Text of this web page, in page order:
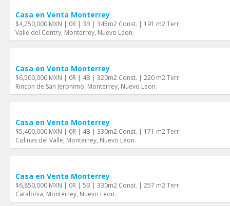
Casa en Venta Monterrey
$4,250,000 MXN | 0R | 3B | 345m2 Const. | 191 m2 Terr.
Valle del Contry, Monterrey, Nuevo Leon.
Casa en Venta Monterrey
$6,500,000 MXN | 0R | 4B | 320m2 Const. | 220 m2 Terr.
Rincon de San Jeronimo, Monterrey, Nuevo Leon.
Casa en Venta Monterrey
$5,400,000 MXN | 0R | 4B | 330m2 Const. | 171 m2 Terr.
Colinas del Valle, Monterrey, Nuevo Leon.
Casa en Venta Monterrey
$6,850,000 MXN | 0R | 5B | 330m2 Const. | 257 m2 Terr.
Catalonia, Monterrey, Nuevo Leon.